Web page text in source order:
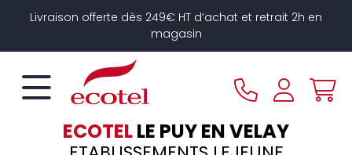
Livraison offerte dès 249€ HT d’achat et retrait 2h en
magasin
ECOTELLE PUY EN VELAY
Panneau de gestion des cookies